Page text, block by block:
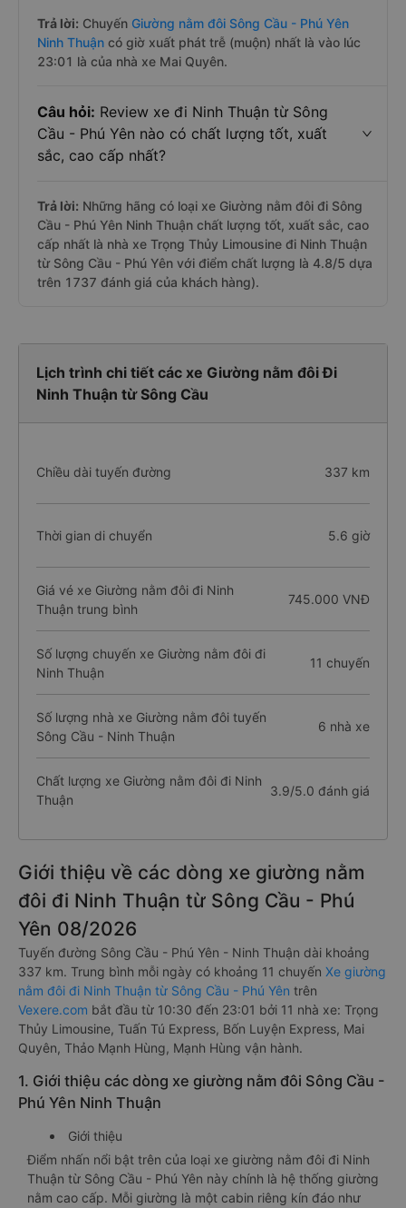
Trả lời: Chuyến Giường nằm đôi Sông Cầu - Phú Yên
Ninh Thuận có giờ xuất phát trễ (muộn) nhất là vào lúc
23:01 là của nhà xe Mai Quyên.
Câu hỏi: Review xe đi Ninh Thuận từ Sông
Cầu - Phú Yên nào có chất lượng tốt, xuất
sắc, cao cấp nhất?
Trả lời: Những hãng có loại xe Giường nằm đôi đi Sông
Cầu - Phú Yên Ninh Thuận chất lượng tốt, xuất sắc, cao
cấp nhất là nhà xe Trọng Thủy Limousine đi Ninh Thuận
từ Sông Cầu - Phú Yên với điểm chất lượng là 4.8/5 dựa
trên 1737 đánh giá của khách hàng).
Lịch trình chi tiết các xe Giường nằm đôi Đi
Ninh Thuận từ Sông Cầu
Chiều dài tuyến đường 337 km
Thời gian di chuyển 5.6 giờ
Giá vé xe Giường nằm đôi đi Ninh
Thuận trung bình
745.000 VNĐ
Số lượng chuyến xe Giường nằm đôi đi
Ninh Thuận
11 chuyến
Số lượng nhà xe Giường nằm đôi tuyến
Sông Cầu - Ninh Thuận
6 nhà xe
Chất lượng xe Giường nằm đôi đi Ninh
Thuận
3.9/5.0 đánh giá
Giới thiệu về các dòng xe giường nằm
đôi đi Ninh Thuận từ Sông Cầu - Phú
Yên 08/2026
Tuyến đường Sông Cầu - Phú Yên - Ninh Thuận dài khoảng
337 km. Trung bình mỗi ngày có khoảng 11 chuyến Xe giường
nằm đôi đi Ninh Thuận từ Sông Cầu - Phú Yên trên
Vexere.com bắt đầu từ 10:30 đến 23:01 bởi 11 nhà xe: Trọng
Thủy Limousine, Tuấn Tú Express, Bốn Luyện Express, Mai
Quyên, Thảo Mạnh Hùng, Mạnh Hùng vận hành.
1. Giới thiệu các dòng xe giường nằm đôi Sông Cầu -
Phú Yên Ninh Thuận
Giới thiệu
Điểm nhấn nổi bật trên của loại xe giường nằm đôi đi Ninh
Thuận từ Sông Cầu - Phú Yên này chính là hệ thống giường
nằm cao cấp. Mỗi giường là một cabin riêng kín đáo như